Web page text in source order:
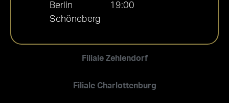
Filiale Zehlendorf
Filiale Charlottenburg
Berlin
Schöneberg
19:00